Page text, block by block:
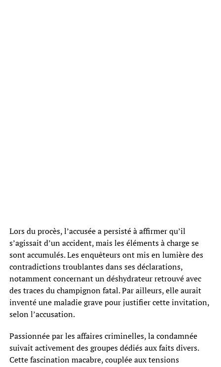
Lors du procès, l’accusée a persisté à affirmer qu’il
s’agissait d’un accident, mais les éléments à charge se
sont accumulés. Les enquêteurs ont mis en lumière des
contradictions troublantes dans ses déclarations,
notamment concernant un déshydrateur retrouvé avec
des traces du champignon fatal. Par ailleurs, elle aurait
inventé une maladie grave pour justifier cette invitation,
selon l’accusation.
Passionnée par les affaires criminelles, la condamnée
suivait activement des groupes dédiés aux faits divers.
Cette fascination macabre, couplée aux tensions